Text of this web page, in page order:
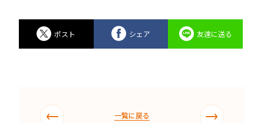
ポスト シェア 友達に送る
一覧に戻る